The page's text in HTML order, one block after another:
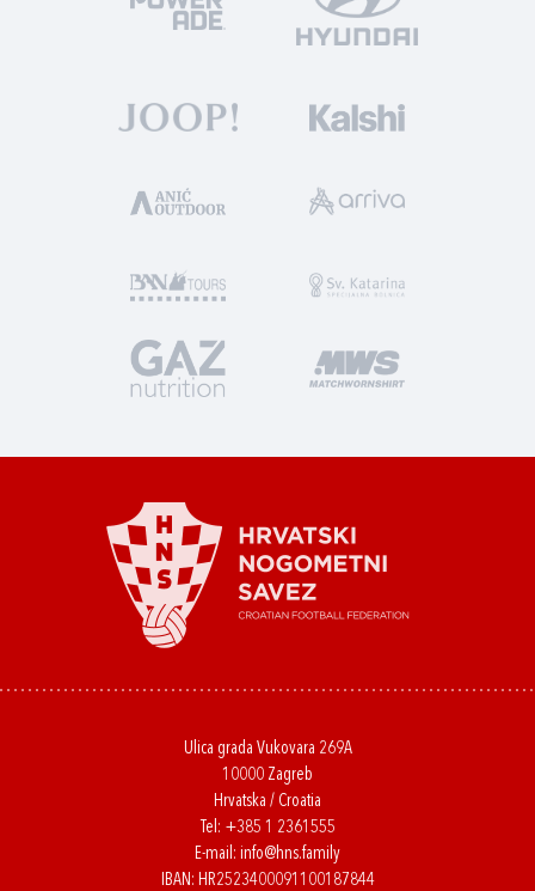
Ulica grada Vukovara 269A
10000 Zagreb
Hrvatska / Croatia
Tel: +385 1 2361555
E-mail: info@hns.family
IBAN: HR2523400091100187844